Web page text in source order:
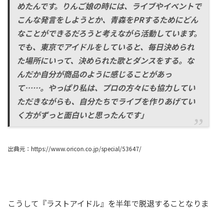
めたんです。りんご娘の時には、ライブやイベントで
こんな発言をしようとか、青森をPRするためにどん
なことができるだろうと考えながら活動しています。
でも、東京でアイドルをしていると、毎日決められ
た場所にいって、決められた歌とダンスをする。な
んだか自分が商品のように感じることがあっ
て……。やっぱり私は、プロの方々にも協力してい
ただきながらも、自分たちでライブを作りあげてい
く方がずっと面白いと思ったんです」
出典元：https://www.oricon.co.jp/special/53647/
こうして『ラストアイドル』を半年で脱退することなりま